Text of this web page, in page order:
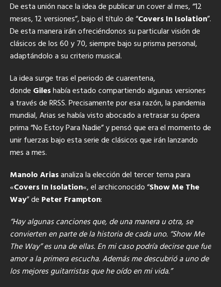
De esta unión nace la idea de publicar un cover al mes, “12
meses, 12 versiones”, bajo el título de “Covers In Isolation”.
De esta manera irán ofreciéndonos su particular visión de
clásicos de los 60 y 70, siempre bajo su prisma personal,
adaptándolo a su criterio musical.
La idea surge tras el periodo de cuarentena,
donde Gileshabía estado compartiendo algunas versiones
a través de RRSS. Precisamente por esa razón, la pandemia
mundial, Arias se había visto abocado a retrasar su ópera
prima “No Estoy Para Nadie” y pensó que era el momento de
unir fuerzas bajo esta serie de clásicos que irán lanzando
mes a mes.
Manolo Ariasanaliza la elección del tercer tema para
«Covers In Isolation«, el archiconocido “Show Me The
Way” de Peter Frampton:
“Hay algunas canciones que, de una manera u otra, se
convierten en parte de la historia de cada uno. “Show Me
The Way” es una de ellas. En mi caso podría decirse que fue
amor a la primera escucha. Además me descubrió a uno de
los mejores guitarristas que he oído en mi vida.”